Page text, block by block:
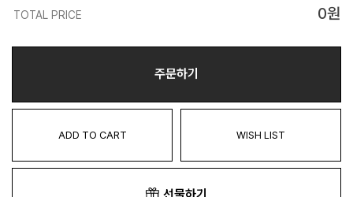
TOTAL PRICE 0원
주문하기
ADD TO CART WISH LIST